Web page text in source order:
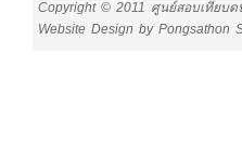
Copyright © 2011 ศูนย์สอบเทียบด
Website Design by Pongsathon